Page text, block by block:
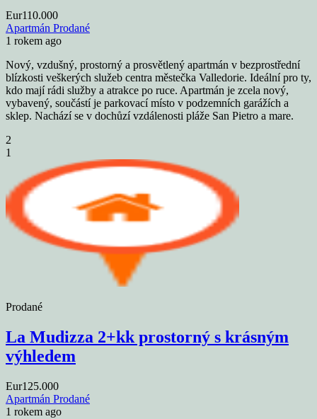
Eur110.000
Apartmán Prodané
1 rokem ago
Nový, vzdušný, prostorný a prosvětlený apartmán v bezprostřední
blízkosti veškerých služeb centra městečka Valledorie. Ideální pro ty,
kdo mají rádi služby a atrakce po ruce. Apartmán je zcela nový,
vybavený, součástí je parkovací místo v podzemních garážích a
sklep. Nachází se v dochůzí vzdálenosti pláže San Pietro a mare.
2
1
Prodané
La Mudizza 2+kk prostorný s krásným
výhledem
Eur125.000
Apartmán Prodané
1 rokem ago